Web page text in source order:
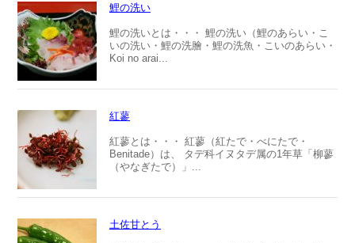
鯉の洗い
鯉の洗いとは・・・ 鯉の洗い（鯉のあらい・こ
いの洗い・鯉の洗膾・鯉の洗魚・こいのあらい・
Koi no arai...
紅蓼
紅蓼とは・・・ 紅蓼（紅たで・べにたで・
Benitade）は、 タデ科イヌタデ属の1年草「柳蓼
（やなぎたで）」...
土佐甘とう